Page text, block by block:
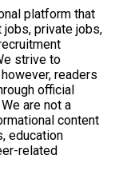
platform that
private jobs,
strive to
readers
official
are not a
content
education
related